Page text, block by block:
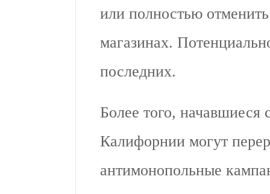
или полностью
магазинах.
последних.
Более того, начавшиеся
Калифорнии могут
антимонопольные